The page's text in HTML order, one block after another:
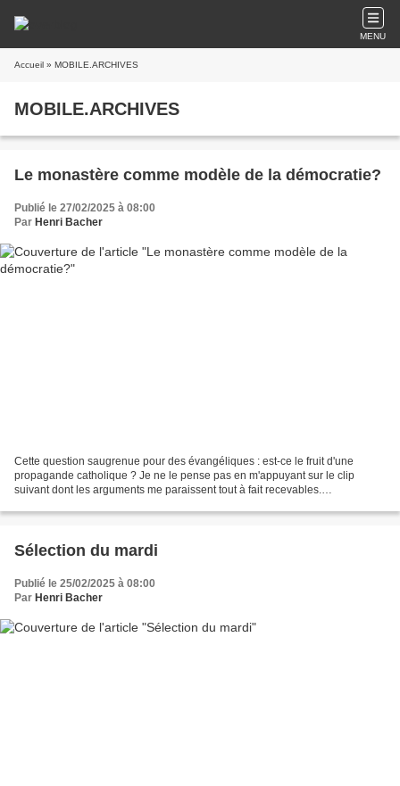
MENU
Accueil » MOBILE.ARCHIVES
MOBILE.ARCHIVES
Le monastère comme modèle de la démocratie?
Publié le 27/02/2025 à 08:00
Par Henri Bacher
Cette question saugrenue pour des évangéliques : est-ce le fruit d'une
propagande catholique ? Je ne le pense pas en m'appuyant sur le clip
suivant dont les arguments me paraissent tout à fait recevables.
Sélection du mardi
Publié le 25/02/2025 à 08:00
Par Henri Bacher